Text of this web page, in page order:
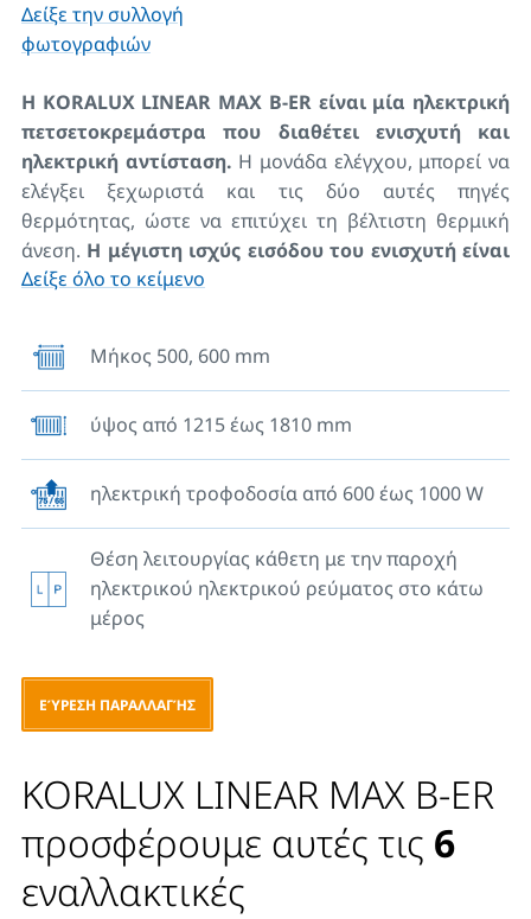
Δείξε την συλλογή
φωτογραφιών
Η KORALUX LINEAR MAX B-ER είναι μία ηλεκτρική
πετσετοκρεμάστρα που διαθέτει ενισχυτή και
ηλεκτρική αντίσταση. Η μονάδα ελέγχου, μπορεί να
ελέγξει ξεχωριστά και τις δύο αυτές πηγές
θερμότητας, ώστε να επιτύχει τη βέλτιστη θερμική
άνεση. Η μέγιστη ισχύς εισόδου του ενισχυτή είναι
950 W.
Δείξε όλο το κείμενο
Μήκος 500, 600 mm
ύψος από 1215 έως 1810 mm
ηλεκτρική τροφοδοσία από 600 έως 1000 W
Θέση λειτουργίας κάθετη με την παροχή
ηλεκτρικού ηλεκτρικού ρεύματος στο κάτω
μέρος
ΕΎΡΕΣΗ ΠΑΡΑΛΛΑΓΉΣ
KORALUX LINEAR MAX B-ER
προσφέρουμε αυτές τις 6
εναλλακτικές